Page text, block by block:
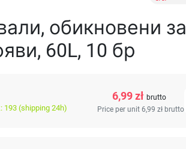
обикновени за
60L, 10 бр
193 (shipping 24h)
6,99 zł brutto
Price per unit 6,99 zł brutto